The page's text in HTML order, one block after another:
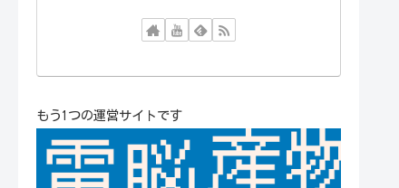
もう1つの運営サイトです